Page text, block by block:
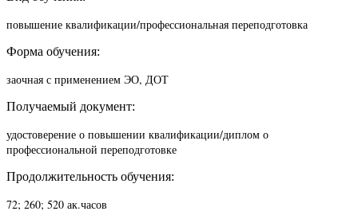
повышение квалификации/профессиональная переподготовка
Форма обучения:
заочная с применением ЭО, ДОТ
Получаемый документ:
удостоверение о повышении квалификации/диплом о
профессиональной переподготовке
Продолжительность обучения:
72; 260; 520 ак.часов